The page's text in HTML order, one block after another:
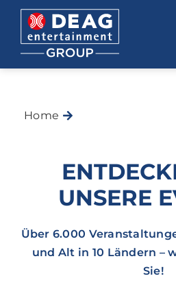
Zum
Inhalt
springen
INVESTOR RELATIONS
Home
UNSERE
Über 6.000
und Alt in 10 Ländern –
Sie!